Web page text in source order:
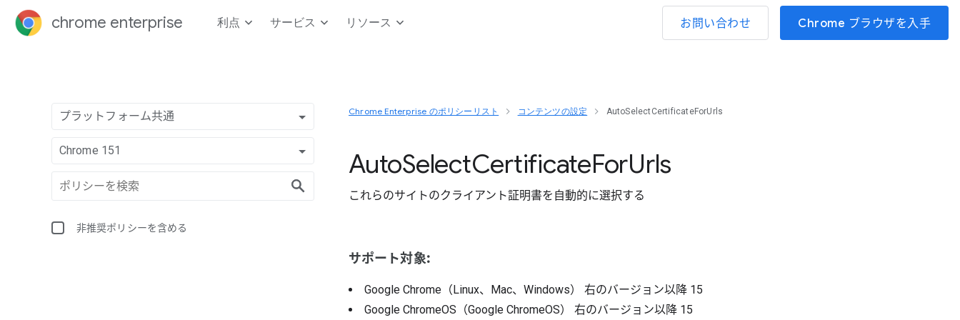
chrome enterprise 利点 サービス リソース お問い合わせ Chrome ブラウザを入手
プラットフォーム共通
Chrome 151
非推奨ポリシーを含める
Chrome Enterprise のポリシーリスト コンテンツの設定 AutoSelectCertificateForUrls
AutoSelectCertificateForUrls
これらのサイトのクライアント証明書を自動的に選択する
サポート対象:
Google Chrome（Linux、Mac、Windows） 右のバージョン以降 15
Google ChromeOS（Google ChromeOS） 右のバージョン以降 15